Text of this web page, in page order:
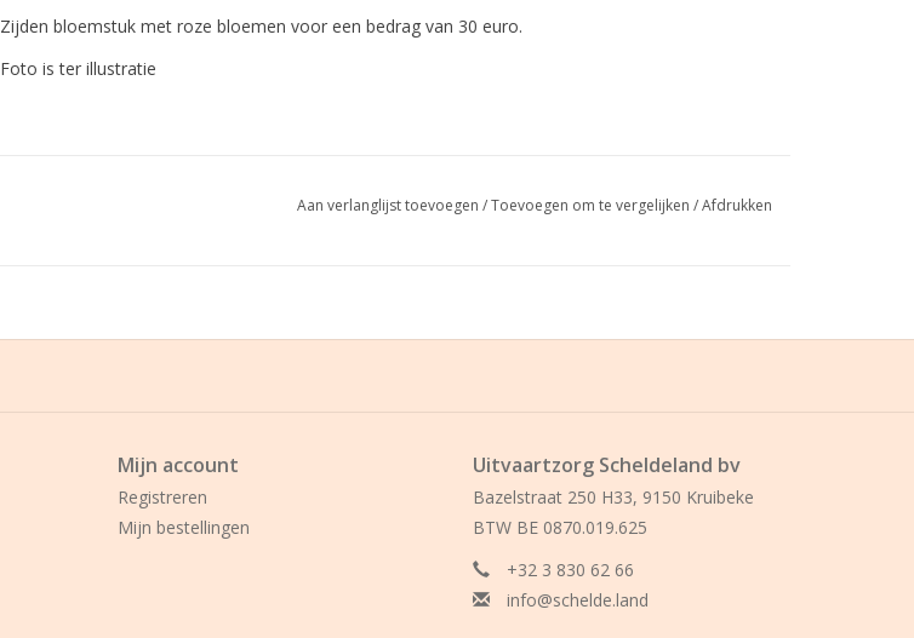
Zijden bloemstuk met roze bloemen voor een bedrag van 30 euro.
Foto is ter illustratie
Aan verlanglijst toevoegen /Toevoegen om te vergelijken /Afdrukken
Mijn account
Registreren
Mijn bestellingen
Uitvaartzorg Scheldeland bv
Bazelstraat 250 H33, 9150 Kruibeke
BTW BE 0870.019.625
+32 3 830 62 66
info@schelde.land